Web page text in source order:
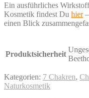
Ein ausführliches
Kosmetik findest Du hier–
einen Blick
Produktsicherheit
Kategorien: 7 Chakren,
Naturkosmetik